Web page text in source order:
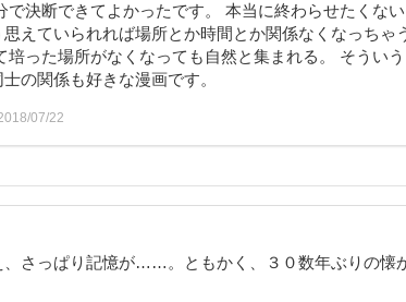
で決断できてよかったです。 本当に終わらせたくない
えていられれば場所とか時間とか関係なくなっちゃ
った場所がなくなっても自然と集まれる。 そういう
の関係も好きな漫画です。
07/22
、さっぱり記憶が……。ともかく、３０数年ぶりの懐